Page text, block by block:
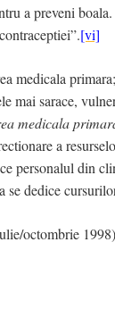
a preveni boala.
[vi]
mai sarace,
medicala
a
personalul din
dedice
octombrie